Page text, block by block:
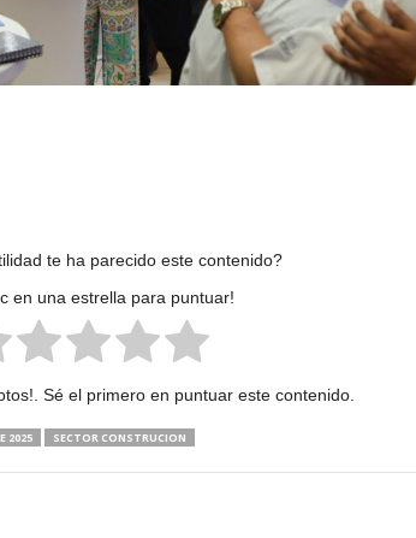
te ha parecido este contenido?
en una estrella para puntuar!
Sé el primero en puntuar este contenido.
2025 SECTOR CONSTRUCION